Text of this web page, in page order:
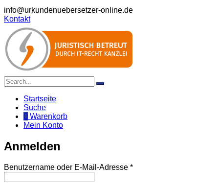
info@urkundenuebersetzer-online.de
Kontakt
Startseite
Suche
0 Warenkorb
Mein Konto
Anmelden
Benutzername oder E-Mail-Adresse *